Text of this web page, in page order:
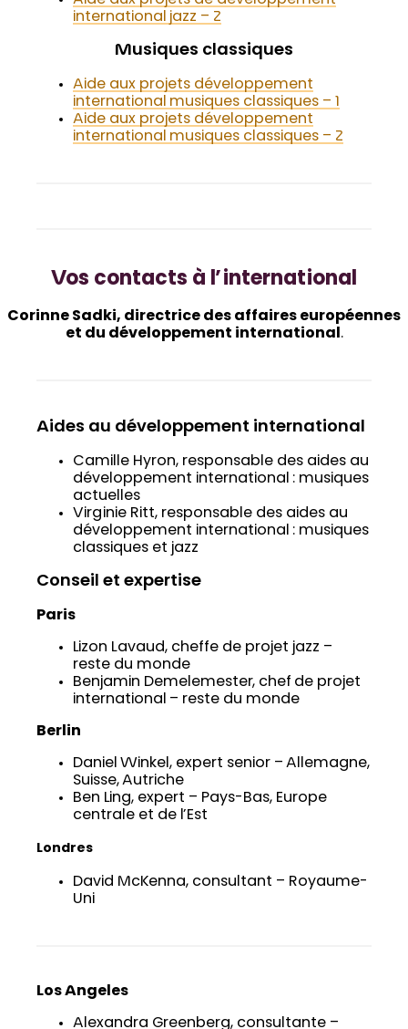
international jazz – 2
Musiques classiques
Aide aux projets développement
international musiques classiques – 1
Aide aux projets déve loppement
international musiques classiques – 2
Vos contacts à l’international
Corinne Sadki, directrice des affaires européennes
et du développement international.
Aides au développement international
Camille Hyron, responsable des aides au
développement international : musiques
actuelles
Virginie Ritt, responsable des aides au
développement international : musiques
classiques et jazz
Conseil et expertise
Paris
Lizon Lavaud, cheffe de projet jazz –
reste du monde
Benjamin Demelemester, chef de projet
international – reste du monde
Berlin
Daniel Winkel, expert senior – Allemagne,
Suisse, Autriche
Ben Ling, expert – Pays-Bas, Europe
centrale et de l’Est
Londres
David McKenna, consultant – Royaume-
Uni
Los Angeles
Alexandra Greenberg, consultante –